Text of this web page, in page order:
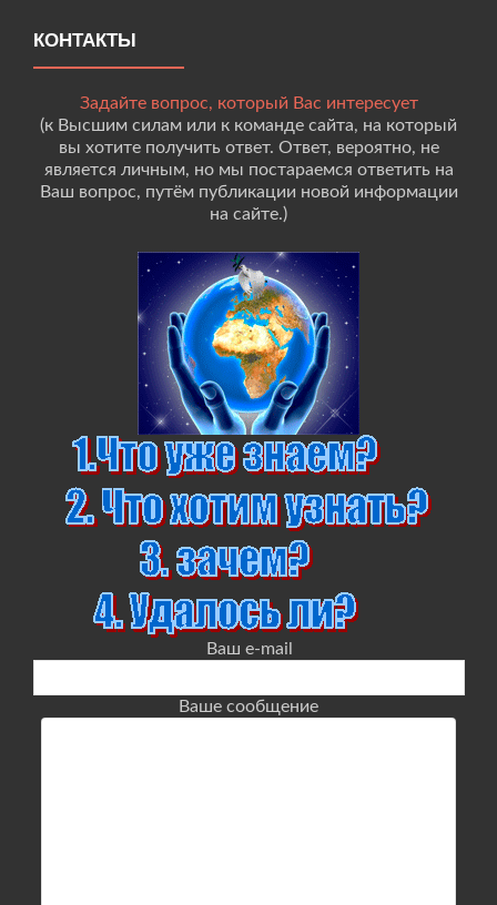
КОНТАКТЫ
Задайте вопрос, который Вас интересует
(к Высшим силам или к команде сайта, на который
вы хотите получить ответ. Ответ, вероятно, не
является личным, но мы постараемся ответить на
Ваш вопрос, путём публикации новой информации
на сайте.)
Ваш e-mail
Ваше сообщение